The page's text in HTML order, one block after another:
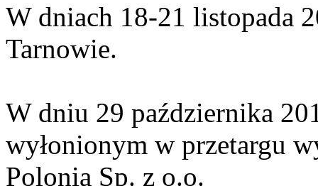
W dniach 18-21 listopada
Tarnowie.
W dniu 29 października
wyłonionym w przetargu
Polonia Sp. z o.o.